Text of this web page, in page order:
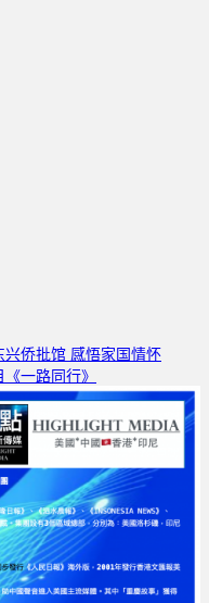
侨批馆 感悟家国情怀
一路同行》